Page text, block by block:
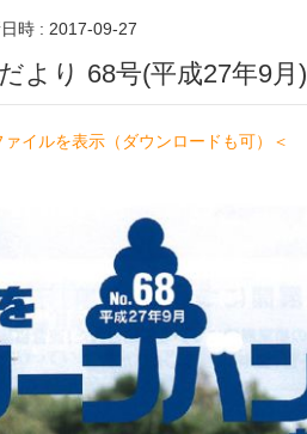
時 : 2017-09-27
だより 68号(平成27年9月)
イルを表示（ダウンロードも可）＜